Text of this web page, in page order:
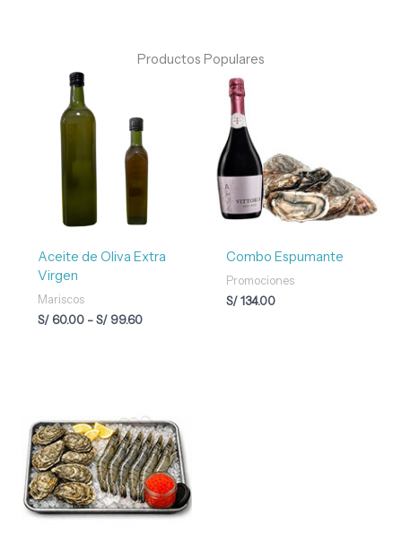
Productos Populares
Aceite de Oliva Extra
Virgen
Mariscos
S/60.00 - S/99.60
desde
S/ 60.00
hasta
Combo Espumante
Promociones
S/134.00